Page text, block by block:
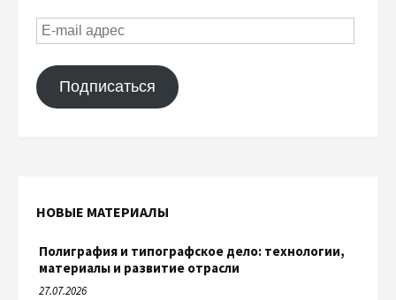
Подписаться
НОВЫЕ МАТЕРИАЛЫ
Полиграфия и типографское дело: технологии,
материалы и развитие отрасли
27.07.2026